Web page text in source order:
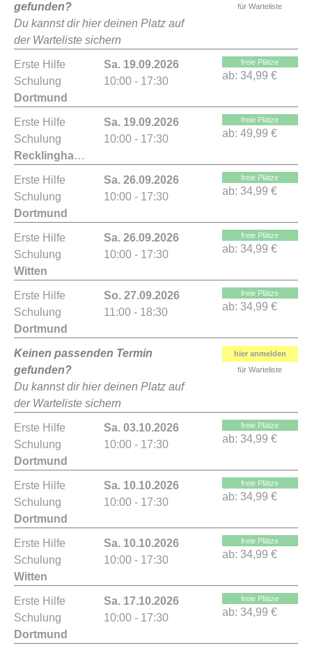
gefunden?
Du kannst dir hier deinen Platz auf
der Warteliste sichern
für Warteliste
Erste Hilfe
Schulung
Dortmund
Sa. 19.09.2026
10:00 - 17:30
freie Plätze
ab: 34,99 €
Erste Hilfe
Schulung
Recklinghausen
Sa. 19.09.2026
10:00 - 17:30
freie Plätze
ab: 49,99 €
Erste Hilfe
Schulung
Dortmund
Sa. 26.09.2026
10:00 - 17:30
freie Plätze
ab: 34,99 €
Erste Hilfe
Schulung
Witten
Sa. 26.09.2026
10:00 - 17:30
freie Plätze
ab: 34,99 €
Erste Hilfe
Schulung
Dortmund
So. 27.09.2026
11:00 - 18:30
freie Plätze
ab: 34,99 €
Keinen passenden Termin
gefunden?
Du kannst dir hier deinen Platz auf
der Warteliste sichern
hier anmelden
für Warteliste
Erste Hilfe
Schulung
Dortmund
Sa. 03.10.2026
10:00 - 17:30
freie Plätze
ab: 34,99 €
Erste Hilfe
Schulung
Dortmund
Sa. 10.10.2026
10:00 - 17:30
freie Plätze
ab: 34,99 €
Erste Hilfe
Schulung
Witten
Sa. 10.10.2026
10:00 - 17:30
freie Plätze
ab: 34,99 €
Erste Hilfe
Schulung
Dortmund
Sa. 17.10.2026
10:00 - 17:30
freie Plätze
ab: 34,99 €